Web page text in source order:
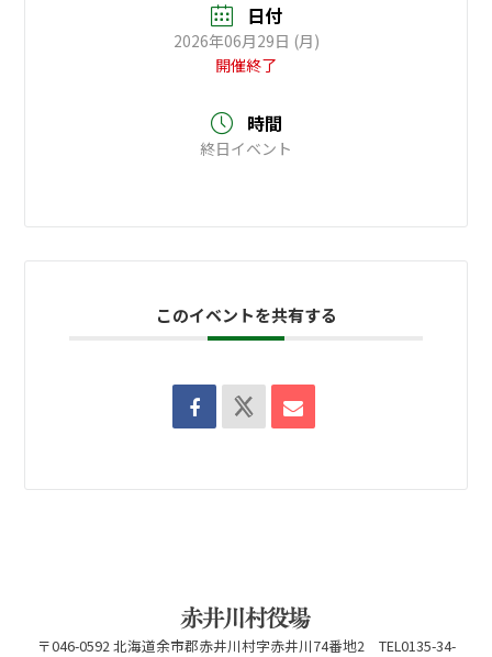
日付
2026年06月29日 (月)
開催終了
時間
終日イベント
このイベントを共有する
〒046-0592 北海道余市郡赤井川村字赤井川74番地2 TEL0135-34-